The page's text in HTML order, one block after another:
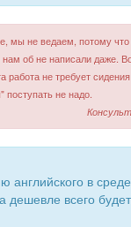
мы не ведаем, потому
об не написали даже.
работа не требует
поступать не надо.
английского в
всего